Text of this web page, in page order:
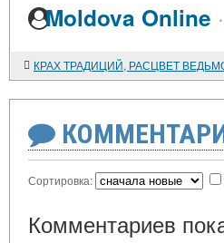
Moldova Online ·
КРАХ ТРАДИЦИЙ, РАСЦВЕТ
Сортировка:
Комментариев